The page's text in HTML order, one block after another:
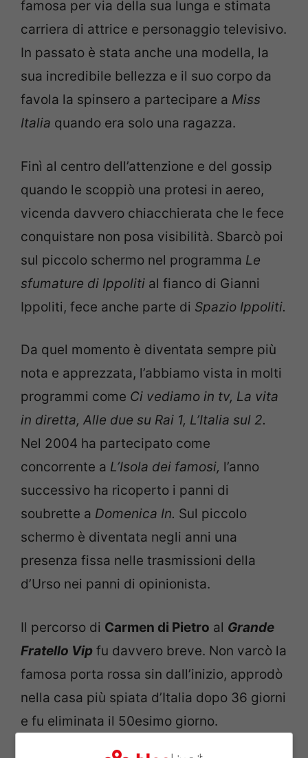
famosa per via della sua lunga e stimata
carriera di attrice e personaggio televisivo.
In passato è stata anche una modella, la
sua incredibile bellezza e il suo corpo da
favola la spinsero a partecipare a Miss
Italia quando era solo una ragazza.
Finì al centro dell’attenzione e del gossip
quando le scoppiò una protesi in aereo,
vicenda davvero chiacchierata che le fece
conquistare non posa visibilità. Sbarcò poi
sul piccolo schermo nel programma Le
sfumature di Ippoliti al fianco di Gianni
Ippoliti, fece anche parte di Spazio Ippoliti.
Da quel momento è diventata sempre più
nota e apprezzata, l’abbiamo vista in molti
programmi come Ci vediamo in tv, La vita
in diretta, Alle due su Rai 1, L’Italia sul 2.
Nel 2004 ha partecipato come
concorrente a L’Isola dei famosi, l’anno
successivo ha ricoperto i panni di
soubrette a Domenica In. Sul piccolo
schermo è diventata negli anni una
presenza fissa nelle trasmissioni della
d’Urso nei panni di opinionista.
Il percorso di Carmen di Pietro al Grande
Fratello Vip fu davvero breve. Non varcò la
famosa porta rossa sin dall’inizio, approdò
nella casa più spiata d’Italia dopo 36 giorni
e fu eliminata il 50esimo giorno.